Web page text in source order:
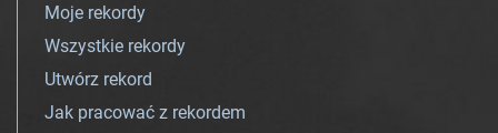
Moje rekordy
Wszystkie rekordy
Utwórz rekord
Jak pracować z rekordem